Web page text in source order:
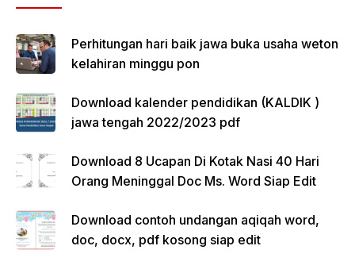
Perhitungan hari baik jawa buka usaha weton
kelahiran minggu pon
Download kalender pendidikan (KALDIK )
jawa tengah 2022/2023 pdf
Download 8 Ucapan Di Kotak Nasi 40 Hari
Orang Meninggal Doc Ms. Word Siap Edit
Download contoh undangan aqiqah word,
doc, docx, pdf kosong siap edit